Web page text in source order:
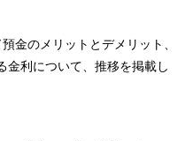
金のメリットとデメリット、
金利について、推移を掲載し